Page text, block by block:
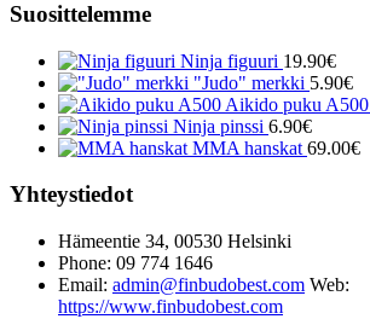
Suosittelemme
Ninja figuuri 19.90€
"Judo" merkki 5.90€
Aikido puku A500
Ninja pinssi 6.90€
MMA hanskat 69.00€
Yhteystiedot
Hämeentie 34, 00530 Helsinki
Phone: 09 774 1646
Email: admin@finbudobest.com Web:
https://www.finbudobest.com